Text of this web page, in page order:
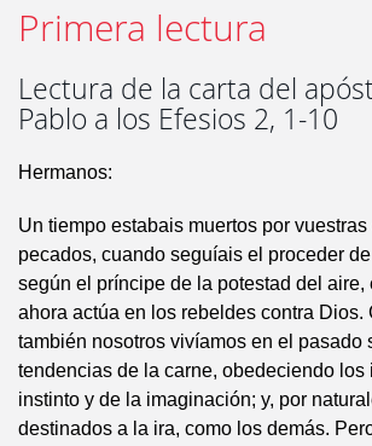
Primera lectura
Lectura de la carta del
Pablo a los Efesios 2, 1-10
Hermanos:
Un tiempo estabais muertos por
pecados, cuando seguíais el proceder
según el príncipe de la potestad del aire,
ahora actúa en los rebeldes contra Dios.
también nosotros vivíamos en el pasado
tendencias de la carne, obedeciendo los
instinto y de la imaginación; y, por
destinados a la ira, como los demás.